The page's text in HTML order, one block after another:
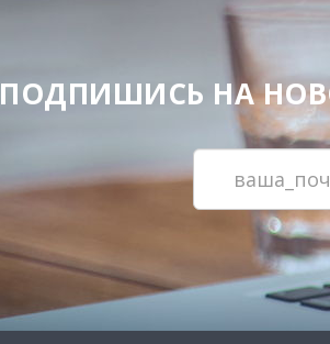
ПОДПИШИСЬ НА